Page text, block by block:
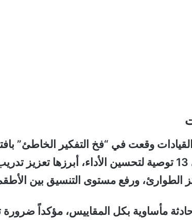
وقعت في “فخ التفكير الخاطئ”
المبنى. وخلصت النتائج إلى 13 توصية لتحسين الأداء،
الطوارئ، ورفع مستوى التنسيق بين الأطقم
مأساوية بكل المقاييس، مؤكداً ضرورة